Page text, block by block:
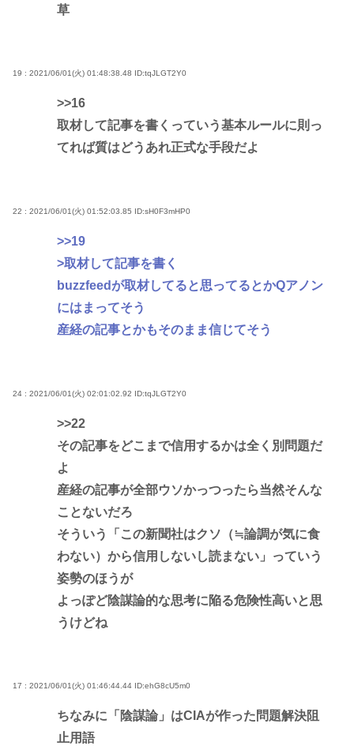
草
19 : 2021/06/01(火) 01:48:38.48 ID:tqJLGT2Y0
>>16
取材して記事を書くっていう基本ルールに則っ
てれば質はどうあれ正式な手段だよ
22 : 2021/06/01(火) 01:52:03.85 ID:sH0F3mHP0
>>19
>取材して記事を書く
buzzfeedが取材してると思ってるとかQアノン
にはまってそう
産経の記事とかもそのまま信じてそう
24 : 2021/06/01(火) 02:01:02.92 ID:tqJLGT2Y0
>>22
その記事をどこまで信用するかは全く別問題だ
よ
産経の記事が全部ウソかっつったら当然そんな
ことないだろ
そういう「この新聞社はクソ（≒論調が気に食
わない）から信用しないし読まない」っていう
姿勢のほうが
よっぽど陰謀論的な思考に陥る危険性高いと思
うけどね
17 : 2021/06/01(火) 01:46:44.44 ID:ehG8cU5m0
ちなみに「陰謀論」はCIAが作った問題解決阻
止用語